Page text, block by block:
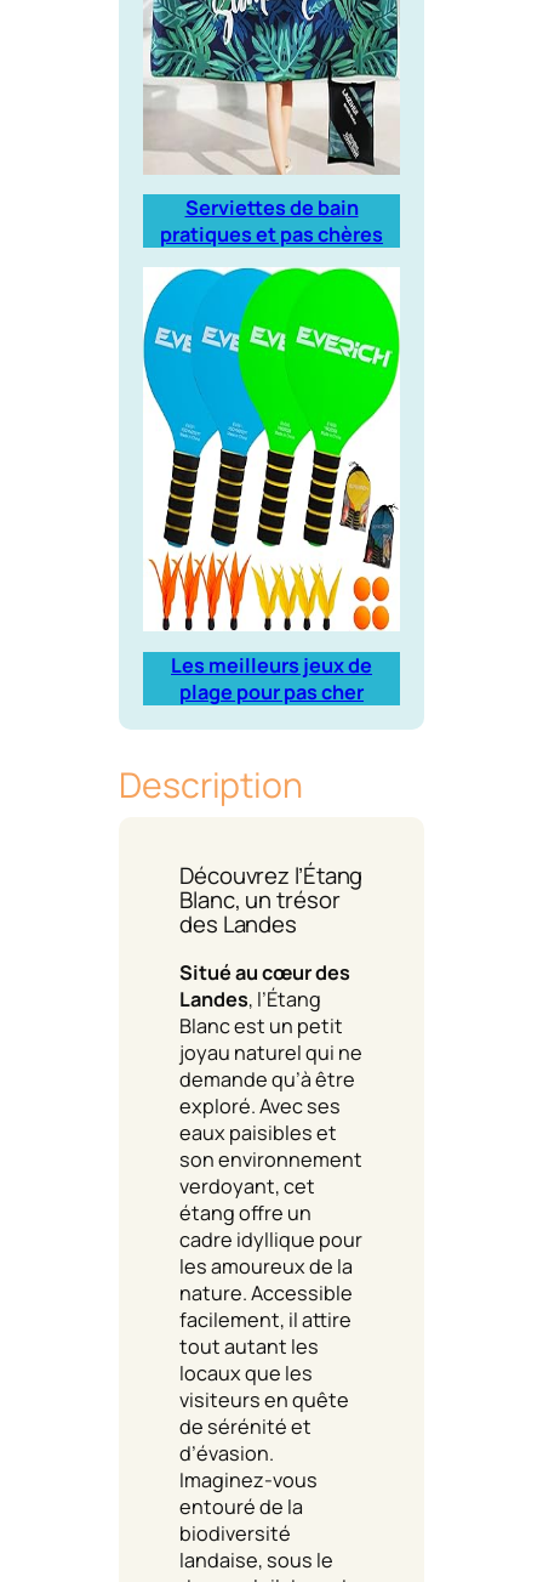
Serviettes de bain
pratiques et pas chères
Les meilleurs jeux de
plage pour pas cher
Description
Découvrez l’Étang
Blanc, un trésor
des Landes
Situé au cœur des
Landes, l’Étang
Blanc est un petit
joyau naturel qui ne
demande qu’à être
exploré. Avec ses
eaux paisibles et
son environnement
verdoyant, cet
étang offre un
cadre idyllique pour
les amoureux de la
nature. Accessible
facilement, il attire
tout autant les
locaux que les
visiteurs en quête
de sérénité et
d’évasion.
Imaginez-vous
entouré de la
biodiversité
landaise, sous le